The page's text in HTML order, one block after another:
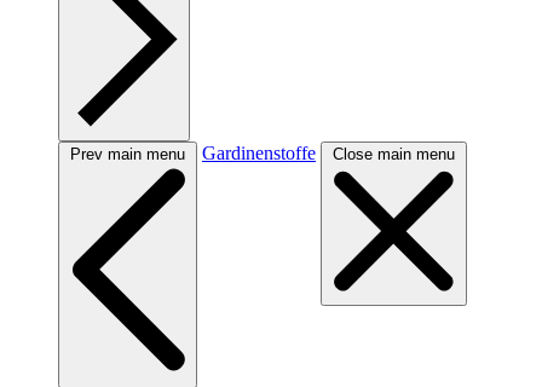
Prev main menu Gardinenstoffe Close main menu